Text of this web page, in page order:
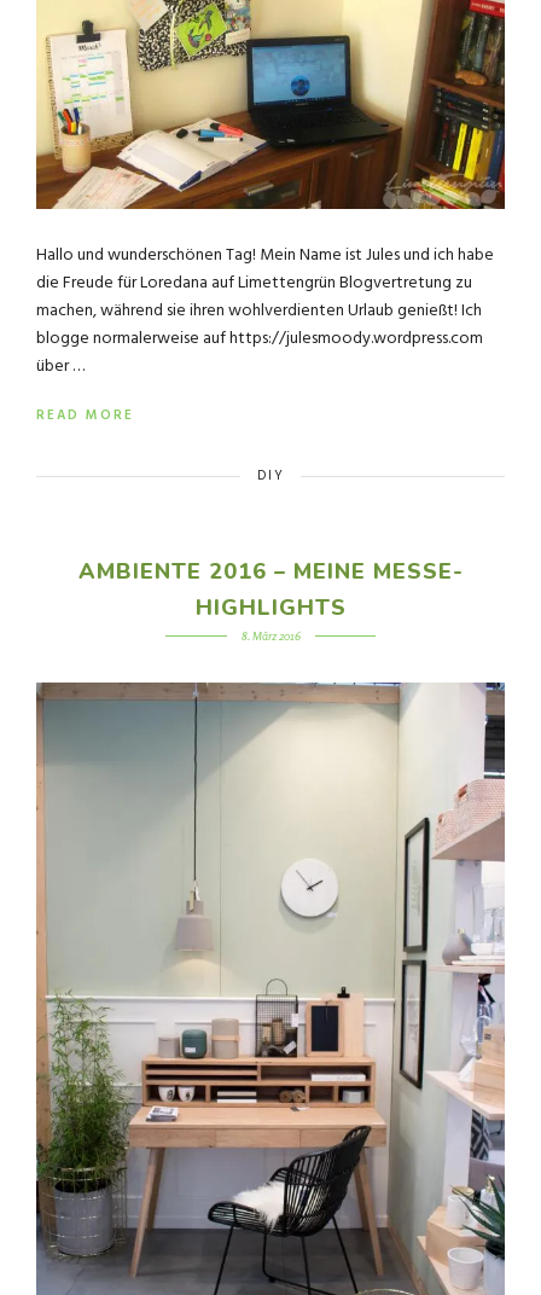
Hallo und wunderschönen Tag! Mein Name ist Jules und ich habe
die Freude für Loredana auf Limettengrün Blogvertretung zu
machen, während sie ihren wohlverdienten Urlaub genießt! Ich
blogge normalerweise auf https://julesmoody.wordpress.com
über …
READ MORE
DIY
AMBIENTE 2016 – MEINE MESSE-
HIGHLIGHTS
8. März 2016